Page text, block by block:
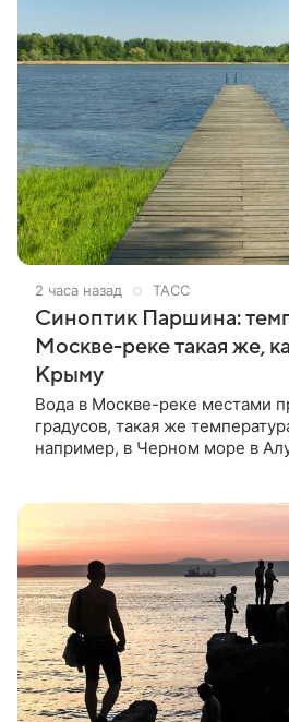
2 часа назад ТАСС
Синоптик Паршина:
Москве-реке такая же,
Крыму
Вода в Москве-реке местами
градусов, такая же
например, в Черном море в